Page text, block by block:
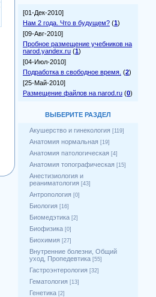
[01-Дек-2010]
Нам 2 года. Что в будущем? (1)
[09-Авг-2010]
Пробное размещение учебников на
narod.yandex.ru (1)
[04-Июл-2010]
Подработка в свободное время. (2)
[25-Май-2010]
Размещение файлов на narod.ru (0)
ВЫБЕРИТЕ РАЗДЕЛ
Акушерство и гинекология [119]
Анатомия нормальная [19]
Анатомия патологическая [4]
Анатомия топографическая [15]
Анестизиология и
реаниматология [43]
Антропология [0]
Биология [16]
Биомедэтика [2]
Биофизика [0]
Биохимия [27]
Внутренние болезни, Общий
уход, Пропедевтика [55]
Гастроэнтерология [32]
Гематология [13]
Генетика [2]